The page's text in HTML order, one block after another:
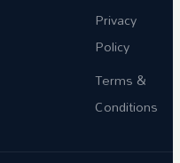
Privacy
Policy
Terms &
Conditions